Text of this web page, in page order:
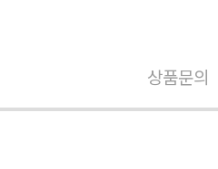
상품문의